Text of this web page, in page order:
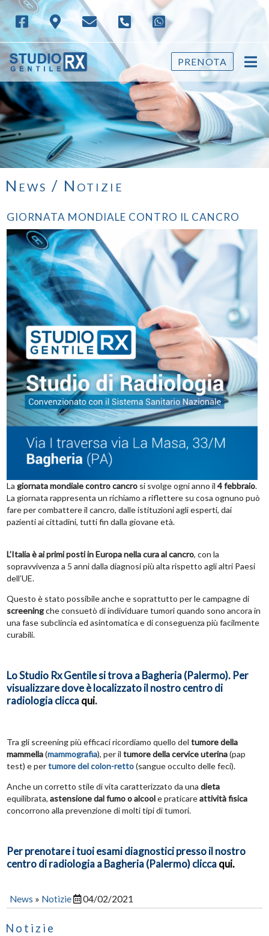
PRENOTA
News / Notizie
GIORNATA MONDIALE CONTRO IL CANCRO
La giornata mondiale contro cancrosi svolge ogni anno il 4 febbraio.
La giornata rappresenta un richiamo a riflettere su cosa ognuno può
fare per combattere il cancro, dalle istituzioni agli esperti, dai
pazienti ai cittadini, tutti fin dalla giovane età.
L’Italia è ai primi posti in Europa nella cura al cancro, con la
sopravvivenza a 5 anni dalla diagnosi più alta rispetto agli altri Paesi
dell’UE.
Questo è stato possibile anche e soprattutto per le campagne di
screeningche consuetò di individuare tumori quando sono ancora in
una fase subclincia ed asintomatica e di conseguenza più facilmente
curabili.
Lo Studio Rx Gentile si trova a Bagheria (Palermo). Per
visualizzare dove è localizzato il nostro centro di
radiologia cliccaqui.
Tra gli screening più efficaci ricordiamo quello del tumore della
mammella(mammografia), per il tumore della cervice uterina(pap
test) e pertumore del colon-retto(sangue occulto delle feci).
Anche un corretto stile di vita caratterizzato da una dieta
equilibrata, astensione dal fumo o alcoole praticareattività fisica
concorrono alla prevenzione di molti tipi di tumori.
Per prenotare i tuoi esami diagnostici presso il nostro
centro di radiologia a Bagheria (Palermo) cliccaqui.
News » Notizie 04/02/2021
Notizie